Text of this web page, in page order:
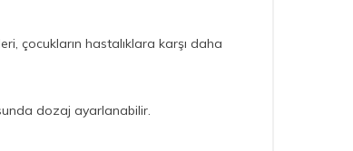
çocukların hastalıklara karşı daha
dozaj ayarlanabilir.